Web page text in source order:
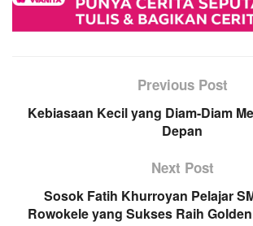
Previous Post
Kebiasaan Kecil yang Diam-Diam
Depan
Next Post
Sosok Fatih Khurroyan Pelajar
Rowokele yang Sukses Raih